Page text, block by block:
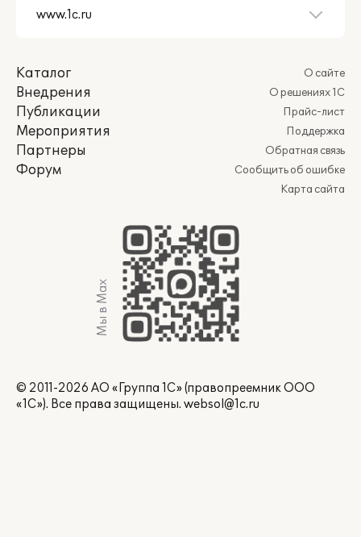
Каталог
Внедрения
Публикации
Мероприятия
Партнеры
Форум
О сайте
О решениях 1С
Прайс-лист
Поддержка
Обратная связь
Сообщить об ошибке
Карта сайта
Мы в Max
© 2011-2026 АО «Группа 1С» (правопреемник ООО
«1С»). Все права защищены. websol@1c.ru